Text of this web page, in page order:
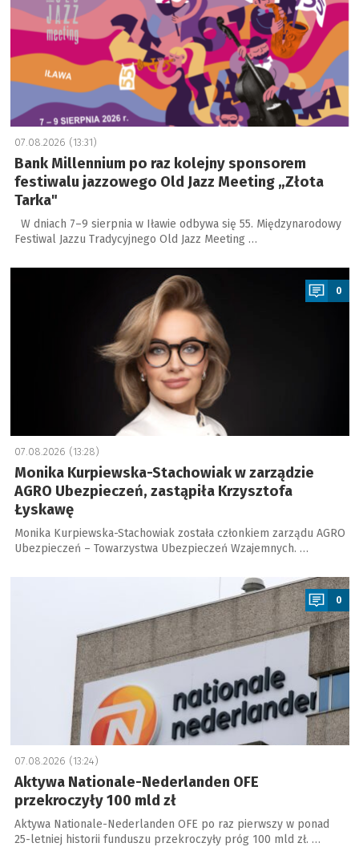
07.08.2026 (13:31)
Bank Millennium po raz kolejny sponsorem
festiwalu jazzowego Old Jazz Meeting „Złota
Tarka"
W dniach 7–9 sierpnia w Iławie odbywa się 55. Międzynarodowy
Festiwal Jazzu Tradycyjnego Old Jazz Meeting …
a
0
07.08.2026 (13:28)
Monika Kurpiewska-Stachowiak w zarządzie
AGRO Ubezpieczeń, zastąpiła Krzysztofa
Łyskawę
Monika Kurpiewska-Stachowiak została członkiem zarządu AGRO
Ubezpieczeń – Towarzystwa Ubezpieczeń Wzajemnych. …
0
07.08.2026 (13:24)
Aktywa Nationale-Nederlanden OFE
przekroczyły 100 mld zł
Aktywa Nationale-Nederlanden OFE po raz pierwszy w ponad
25-letniej historii funduszu przekroczyły próg 100 mld zł. …